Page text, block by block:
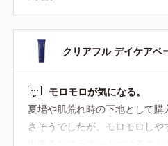
クリアフル デイケアベ
モロモロが気になる。
夏場や肌荒れ時の下地として
さそうでしたが、モロモロしや